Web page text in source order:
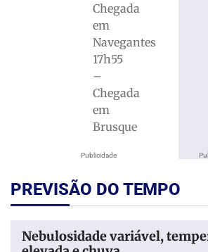
Publicidade
Chegada
em
Navegantes
17h55
–
Chegada
em
Brusque
PREVISÃO DO TEMPO
Nebulosidade variável,